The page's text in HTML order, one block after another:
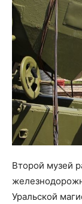
Второй музей
Уральской